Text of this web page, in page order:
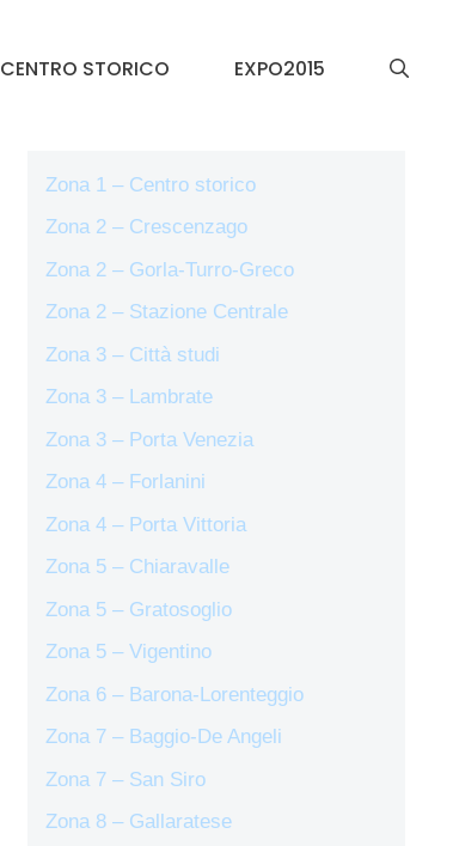
CENTRO STORICO EXPO2015
Zona 1 – Centro storico
Zona 2 – Crescenzago
Zona 2 – Gorla-Turro-Greco
Zona 2 – Stazione Centrale
Zona 3 – Città studi
Zona 3 – Lambrate
Zona 3 – Porta Venezia
Zona 4 – Forlanini
Zona 4 – Porta Vittoria
Zona 5 – Chiaravalle
Zona 5 – Gratosoglio
Zona 5 – Vigentino
Zona 6 – Barona-Lorenteggio
Zona 7 – Baggio-De Angeli
Zona 7 – San Siro
Zona 8 – Gallaratese